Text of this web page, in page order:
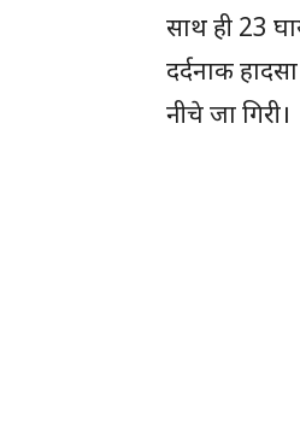
साथ ही 23
दर्दनाक
नीचे जा गिरी।